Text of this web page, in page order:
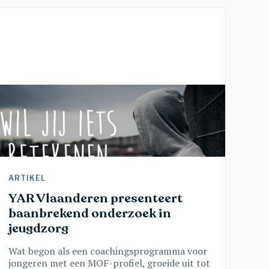
ARTIKEL
YAR Vlaanderen presenteert
baanbrekend onderzoek in
jeugdzorg
Wat begon als een coachingsprogramma voor
jongeren met een MOF-profiel, groeide uit tot